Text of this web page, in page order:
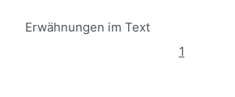
Erwähnungen im Text
1